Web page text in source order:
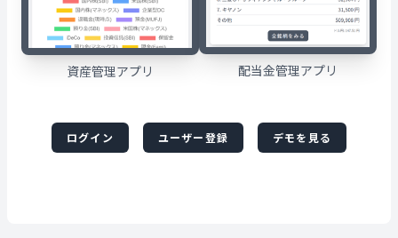
資産管理アプリ 配当金管理アプリ
ログイン ユーザー登録 デモを見る